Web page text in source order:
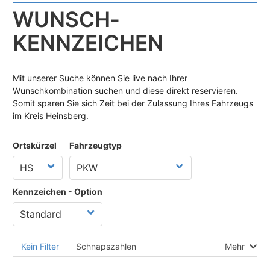
WUNSCH­
KENNZEICHEN
Mit unserer Suche können Sie live nach Ihrer
Wunschkombination suchen und diese direkt reservieren.
Somit sparen Sie sich Zeit bei der Zulassung Ihres Fahrzeugs
im Kreis Heinsberg.
Ortskürzel Fahrzeugtyp
Kennzeichen - Option
Kein Filter Schnapszahlen Mehr